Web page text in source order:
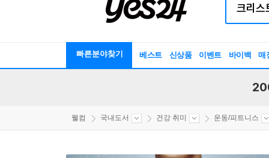
빠른분야찾기 베스트 신상품 이벤트 바이백 매
웰컴 국내도서 건강 취미 운동/피트니스